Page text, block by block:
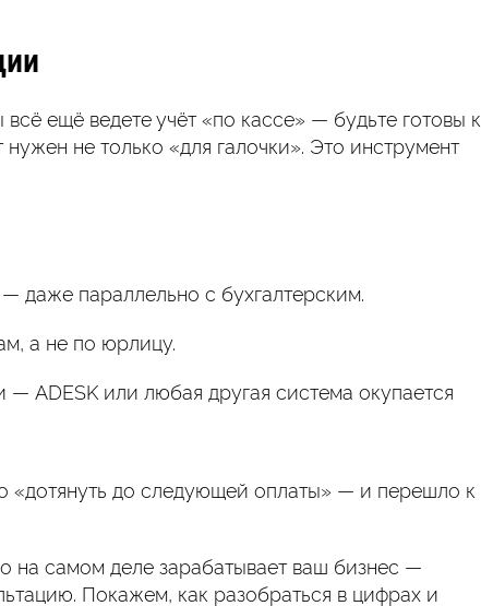
ещё ведете учёт «по кассе» — будьте готовы к
не только «для галочки». Это инструмент
даже параллельно с бухгалтерским.
а не по юрлицу.
ADESK или любая другая система окупается
«дотянуть до следующей оплаты» — и перешло к
на самом деле зарабатывает ваш бизнес —
Покажем, как разобраться в цифрах и